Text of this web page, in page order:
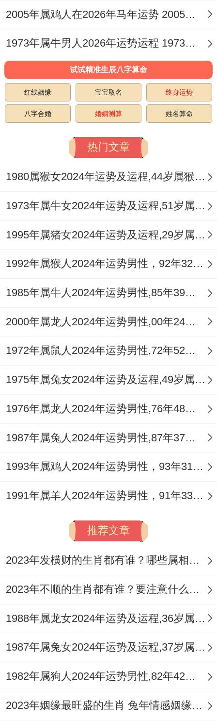
式。
艳利贵手链，此款人缘感情手链帮助柔与气
场，增进人际间的与谐理解，让内心的情感
表达更为顺畅自然。
农历正月与二月：蛰伏与内省期
进入正月新春的气息并未立即为属鸡女的情
感世界带来剧烈的变动，这更像是一个情感
上的「蛰伏期」，节日的喧闹与家族团聚，
关系现状的沉思，你们可能会与伴侣就家庭
传统、未来计划进行多次介绍，过程中需保
在于能否以建设性方法倾听彼此，而非执着
常适合进行情感上的「断舍离」，即清理掉
那些积压的旧怨、过时的期望以及消耗心力
更清醒的认识，包括部分看似亲密实则能量
不对等的情谊。
需求什么的宝贵阶段，对于单身者，此月并
非开展新恋情的活跃期，但却是提升自我魅
农历三月与四月：萌芽与试探期
进入三月春回大地。情感世界也随之有了松
可能在部分公开场合或通过工作关系，接触
到令你们欣赏的新朋友，对于有伴侣者，此
活动或短期旅行，重拾恋爱初期的浪漫感
觉，新鲜的环境与共同的体验，是重新激活
迎来四月的，是一股更为明朗与积极的能
量，沟通的意愿增强，之前悬而未决的焦点
2005年属鸡人在2026年马年运势 2005年属鸡人2026年运势及运程
1973年属牛男人2026年运势运程 1973年属牛男对待感情
试试精准生辰八字算命
红线姻缘 宝宝取名 终身运势
八字合婚 婚姻测算 姓名算命
热门文章
1980属猴女2024年运势及运程,44岁属猴人2024全年每月运势女性如何
1973年属牛女2024年运势及运程,51岁属牛人2024全年每月运势女性如何
1995年属猪女2024年运势及运程,29岁属猪人2024全年每月运势女性如何
1992年属猴人2024年运势男性，92年32岁属猴男2024年每月运程怎么样
1985年属牛人2024年运势男性,85年39岁属牛男2024年每月运程怎么样
2000年属龙人2024年运势男性,00年24岁属龙男2024年每月运程怎么样
1972年属鼠人2024年运势男性,72年52岁属鼠男2024年每月运程怎么样
1975年属兔女2024年运势及运程,49岁属兔人2024全年每月运势女性如何
1976年属龙人2024年运势男性,76年48岁属龙男2024年每月运程怎么样
1987年属兔人2024年运势男性,87年37岁属兔男2024年每月运程怎么样
1993年属鸡人2024年运势男性，93年31岁属鸡男2024年每月运程怎么样
1991年属羊人2024年运势男性，91年33岁属羊男2024年每月运程怎么样
推荐文章
2023年发横财的生肖都有谁？哪些属相财运旺盛？
2023年不顺的生肖都有谁？要注意什么呢？
1988年属龙女2024年运势及运程,36岁属龙人2024全年每月运势女性如何
1987年属兔女2024年运势及运程,37岁属兔人2024全年每月运势女性如何
1982年属狗人2024年运势男性,82年42岁属狗男2024年每月运程怎么样
2023年姻缘最旺盛的生肖 兔年情感姻缘运比较旺的属相